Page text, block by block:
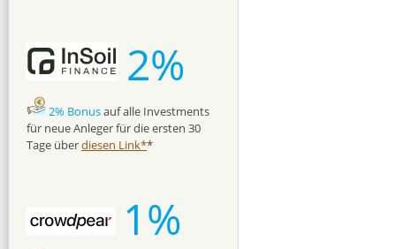
2%
2% Bonusauf alle Investments
für neue Anleger für die ersten 30
Tage überdiesen Link**
1%